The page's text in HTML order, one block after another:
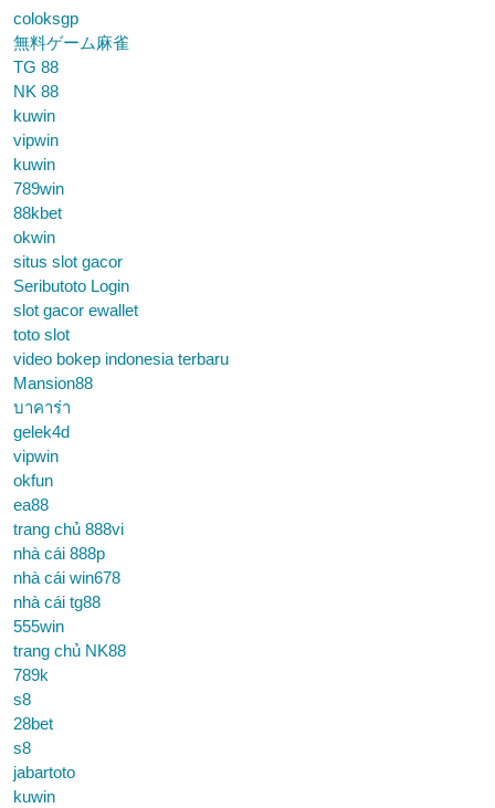
coloksgp
無料ゲーム麻雀
TG 88
NK 88
kuwin
vipwin
kuwin
789win
88kbet
okwin
situs slot gacor
Seributoto Login
slot gacor ewallet
toto slot
video bokep indonesia terbaru
Mansion88
บาคาร่า
gelek4d
vipwin
okfun
ea88
trang chủ 888vi
nhà cái 888p
nhà cái win678
nhà cái tg88
555win
trang chủ NK88
789k
s8
28bet
s8
jabartoto
kuwin